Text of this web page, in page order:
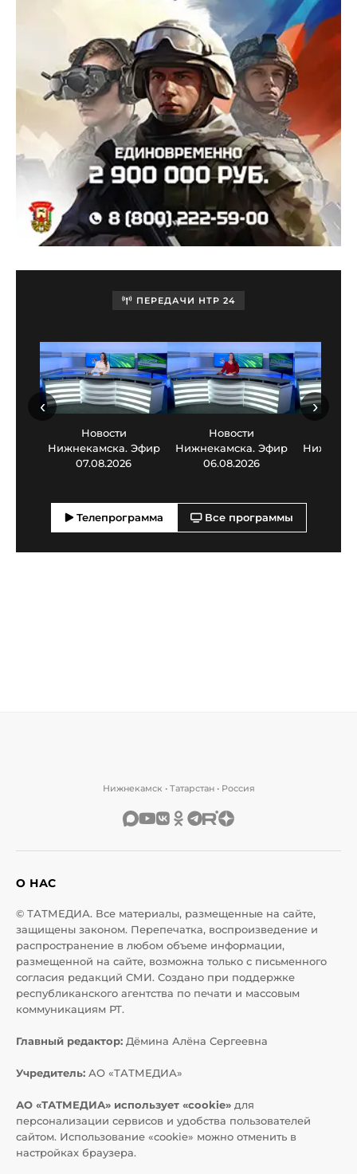
ПЕРЕДАЧИ НТР 24
Новости
Нижнекамска. Эфир
07.08.2026
Новости
Нижнекамска. Эфир
06.08.2026
‹ ›
Телепрограмма Все программы
Нижнекамск • Татарстан • Россия
О НАС
© ТАТМЕДИА. Все материалы, размещенные на сайте,
защищены законом. Перепечатка, воспроизведение и
распространение в любом объеме информации,
размещенной на сайте, возможна только с письменного
согласия редакций СМИ. Создано при поддержке
республиканского агентства по печати и массовым
коммуникациям РТ.
Главный редактор: Дёмина Алёна Сергеевна
Учредитель: АО «ТАТМЕДИА»
АО «ТАТМЕДИА» использует «cookie» для
персонализации сервисов и удобства пользователей
сайтом. Использование «cookie» можно отменить в
настройках браузера.